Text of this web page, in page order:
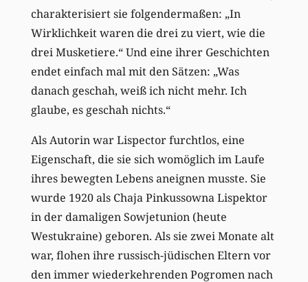
charakterisiert sie folgendermaßen: „In
Wirklichkeit waren die drei zu viert, wie die
drei Musketiere.“ Und eine ihrer Geschichten
endet einfach mal mit den Sätzen: „Was
danach geschah, weiß ich nicht mehr. Ich
glaube, es geschah nichts.“
Als Autorin war Lispector furchtlos, eine
Eigenschaft, die sie sich womöglich im Laufe
ihres bewegten Lebens aneignen musste. Sie
wurde 1920 als Chaja Pinkussowna Lispektor
in der damaligen Sowjetunion (heute
Westukraine) geboren. Als sie zwei Monate alt
war, flohen ihre russisch-jüdischen Eltern vor
den immer wiederkehrenden Pogromen nach